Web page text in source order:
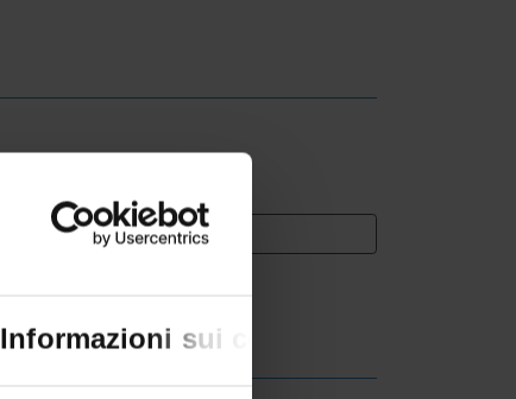
Informazioni sui cookie